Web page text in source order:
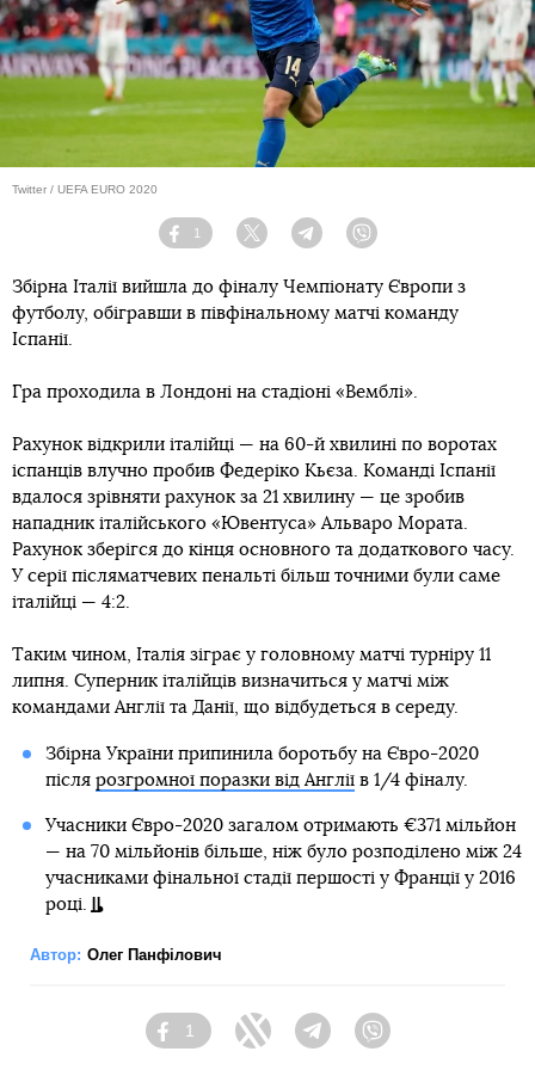
Twitter / UEFA EURO 2020
Facebook
1
Twitter TelegramViber
Збірна Італії вийшла до фіналу Чемпіонату Європи з
футболу, обігравши в півфінальному матчі команду
Іспанії.
Гра проходила в Лондоні на стадіоні «Вемблі».
Рахунок відкрили італійці — на 60-й хвилині по воротах
іспанців влучно пробив Федеріко Кьєза. Команді Іспанії
вдалося зрівняти рахунок за 21 хвилину — це зробив
нападник італійського «Ювентуса» Альваро Мората.
Рахунок зберігся до кінця основного та додаткового часу.
У серії післяматчевих пенальті більш точними були саме
італійці — 4:2.
Таким чином, Італія зіграє у головному матчі турніру 11
липня. Суперник італійців визначиться у матчі між
командами Англії та Данії, що відбудеться в середу.
Збірна України припинила боротьбу на Євро-2020
після розгромної поразки від Англіїв 1/4 фіналу.
Учасники Євро-2020 загалом отримають €371 мільйон
— на 70 мільйонів більше, ніж було розподілено між 24
учасниками фінальної стадії першості у Франції у 2016
році.
Автор: Олег Панфілович
Facebook
1
Twitter TelegramViber